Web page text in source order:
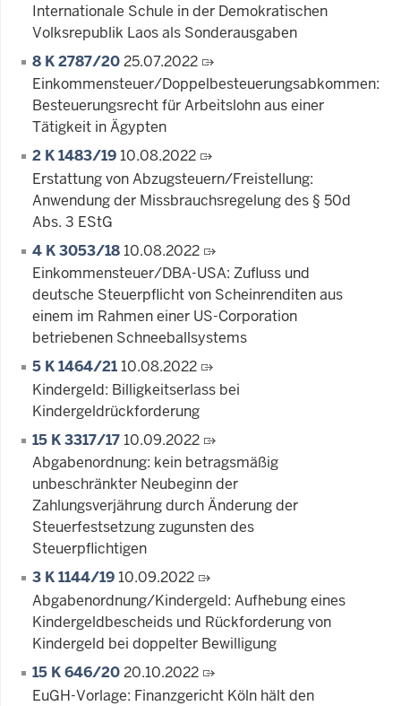
Internationale Schule in der Demokratischen
Volksrepublik Laos als Sonderausgaben
8 K 2787/2025.07.2022
Einkommensteuer/Doppelbesteuerungsabkommen:
Besteuerungsrecht für Arbeitslohn aus einer
Tätigkeit in Ägypten
2 K 1483/1910.08.2022
Erstattung von Abzugsteuern/Freistellung:
Anwendung der Missbrauchsregelung des § 50d
Abs. 3 EStG
4 K 3053/1810.08.2022
Einkommensteuer/DBA-USA: Zufluss und
deutsche Steuerpflicht von Scheinrenditen aus
einem im Rahmen einer US-Corporation
betriebenen Schneeballsystems
5 K 1464/2110.08.2022
Kindergeld: Billigkeitserlass bei
Kindergeldrückforderung
15 K 3317/1710.09.2022
Abgabenordnung: kein betragsmäßig
unbeschränkter Neubeginn der
Zahlungsverjährung durch Änderung der
Steuerfestsetzung zugunsten des
Steuerpflichtigen
3 K 1144/1910.09.2022
Abgabenordnung/Kindergeld: Aufhebung eines
Kindergeldbescheids und Rückforderung von
Kindergeld bei doppelter Bewilligung
15 K 646/2020.10.2022
EuGH-Vorlage: Finanzgericht Köln hält den